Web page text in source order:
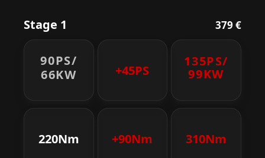
Stage 1 379 €
90PS/
66KW
+45PS
135PS/
99KW
220Nm +90Nm 310Nm